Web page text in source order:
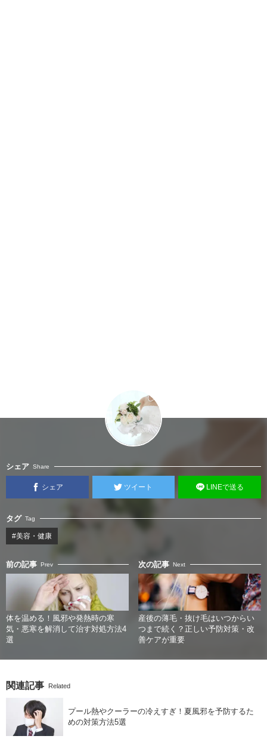
シェア Share
シェア ツイート LINEで送る
タグ Tag
#美容・健康
前の記事 Prev
体を温める！風邪や発熱時の寒
気・悪寒を解消して治す対処方法4
選
次の記事 Next
産後の薄毛・抜け毛はいつからい
つまで続く？正しい予防対策・改
善ケアが重要
関連記事 Related
プール熱やクーラーの冷えすぎ！夏風邪を予防するた
めの対策方法5選